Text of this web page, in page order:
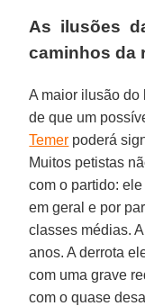
As ilusões
caminhos da
A maior ilusão do
de que um
Temer poderá
Muitos petistas
com o partido:
em geral e por
classes médias.
anos. A derrota
com uma grave
com o quase